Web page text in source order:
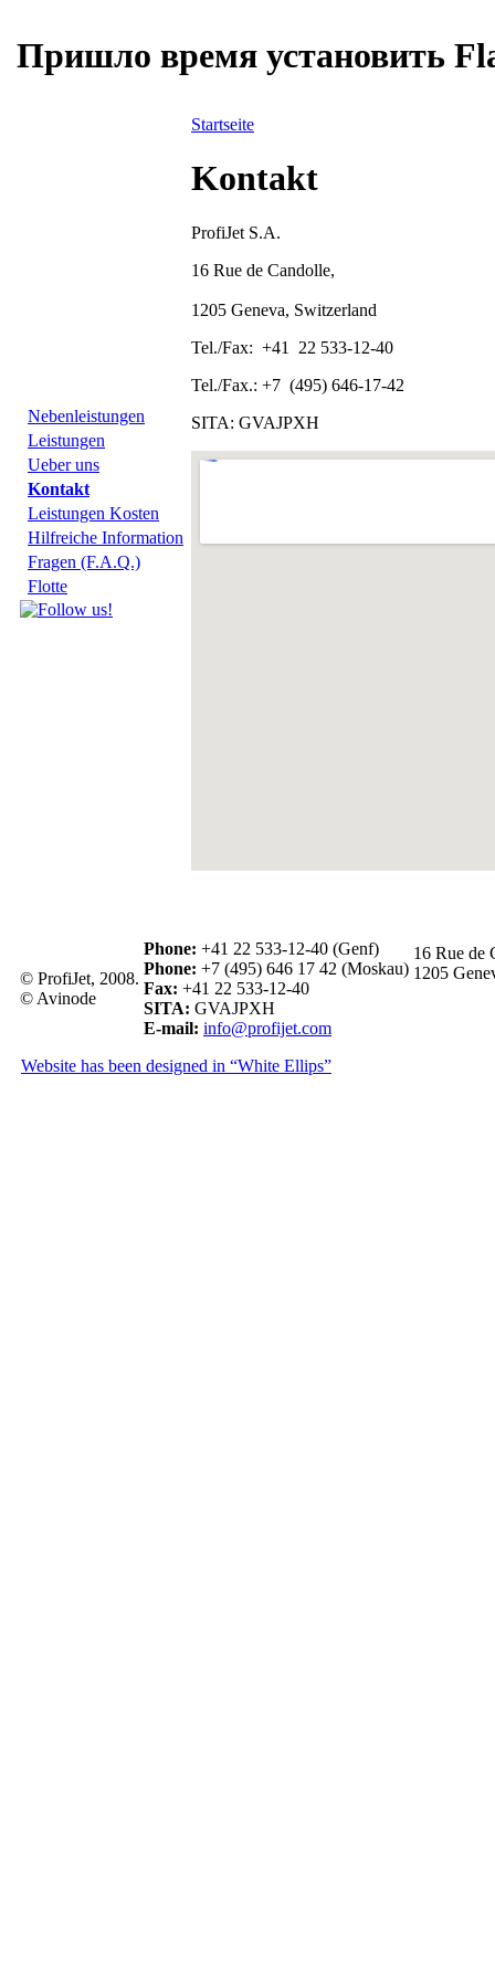
Пришло время установить
Nebenleistungen
Leistungen
Ueber uns
Kontakt
Leistungen Kosten
Hilfreiche Information
Fragen (F.A.Q.)
Flotte
Startseite
Kontakt
ProfiJet S.A.
16 Rue de Candolle,
1205 Geneva, Switzerland
Tel./Fax: +41 22 533-12-40
Tel./Fax.: +7 (495) 646-17-42
SITA: GVAJPXH
© ProfiJet, 2008.
© Avinode
Phone: +41 22 533-12-40 (Genf)
Phone: +7 (495) 646 17 42 (Moskau)
Fax: +41 22 533-12-40
SITA: GVAJPXH
E-mail: info@profijet.com
16 Rue de
1205
Website has been designed in “White Ellips”